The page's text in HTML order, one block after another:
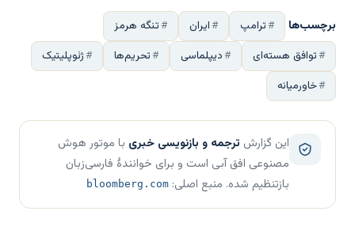
برچسب‌ها ترامپ ایران
تنگه هرمز
توافق هسته‌ای
دیپلماسی تحریم‌ها
ژئوپلیتیک
خاورمیانه
این گزارش ترجمه و بازنویسی خبری با موتور هوش
مصنوعی افق آبی است و برای خوانندهٔ فارسی‌زبان
بازتنظیم شده. منبع اصلی: bloomberg.com